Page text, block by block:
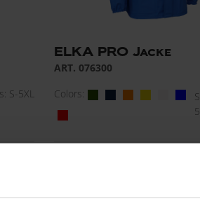
S-5XL
ELKA PRO Jacke
ART. 076300
Colors: